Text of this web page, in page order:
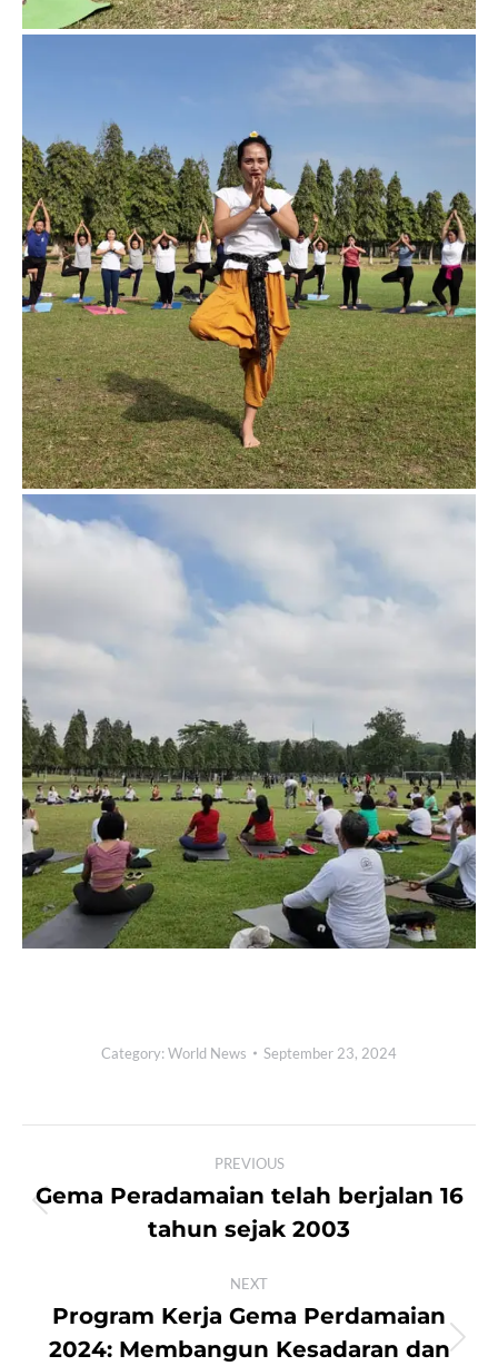
Category:World News September 23, 2024
navigation
PREVIOUS
post:
Gema Peradamaian telah berjalan 16
tahun sejak 2003
NEXT
Next
Program Kerja Gema Perdamaian
2024: Membangun Kesadaran dan